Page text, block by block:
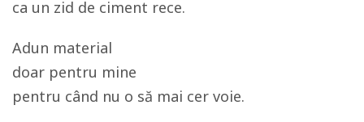
ca un zid de ciment rece.
Adun material
doar pentru mine
pentru când nu o să mai cer voie.